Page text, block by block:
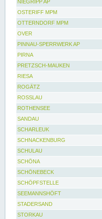
NIEGRIPP AP
OSTERIFF MPM
OTTERNDORF MPM
OVER
PINNAU-SPERRWERK AP
PIRNA
PRETZSCH-MAUKEN
RIESA
ROGÄTZ
ROSSLAU
ROTHENSEE
SANDAU
SCHARLEUK
SCHNACKENBURG
SCHULAU
SCHÖNA
SCHÖNEBECK
SCHÖPFSTELLE
SEEMANNSHÖFT
STADERSAND
STORKAU